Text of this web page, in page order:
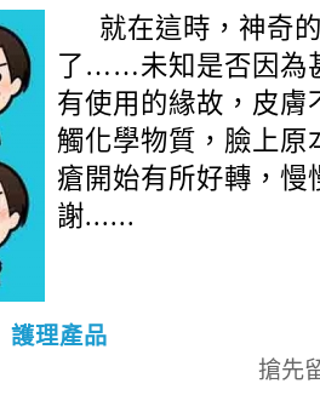
就在這時，神奇
了……未知是否因為
有使用的緣故，皮膚
觸化學物質，臉上原
瘡開始有所好轉，慢
謝......
護理產品
搶先